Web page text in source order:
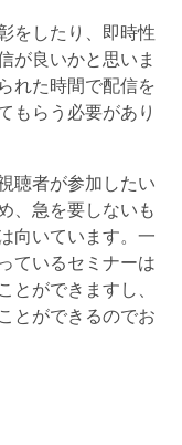
をしたり、即時性
が良いかと思いま
れた時間で配信を
もらう必要があり
聴者が参加したい
、急を要しないも
向いています。一
ているセミナーは
とができますし、
とができるのでお